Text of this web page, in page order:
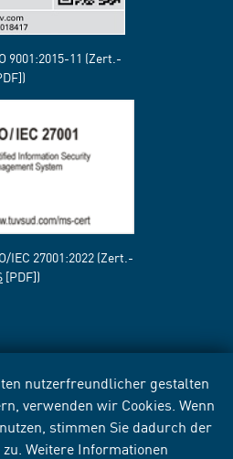
nutzerfreundlicher gestalten
verwenden wir Cookies. Wenn
stimmen Sie dadurch der
Weitere Informationen
9001:2015-11 (Zert.-
IEC 27001:2022 (Zert.-
[PDF])